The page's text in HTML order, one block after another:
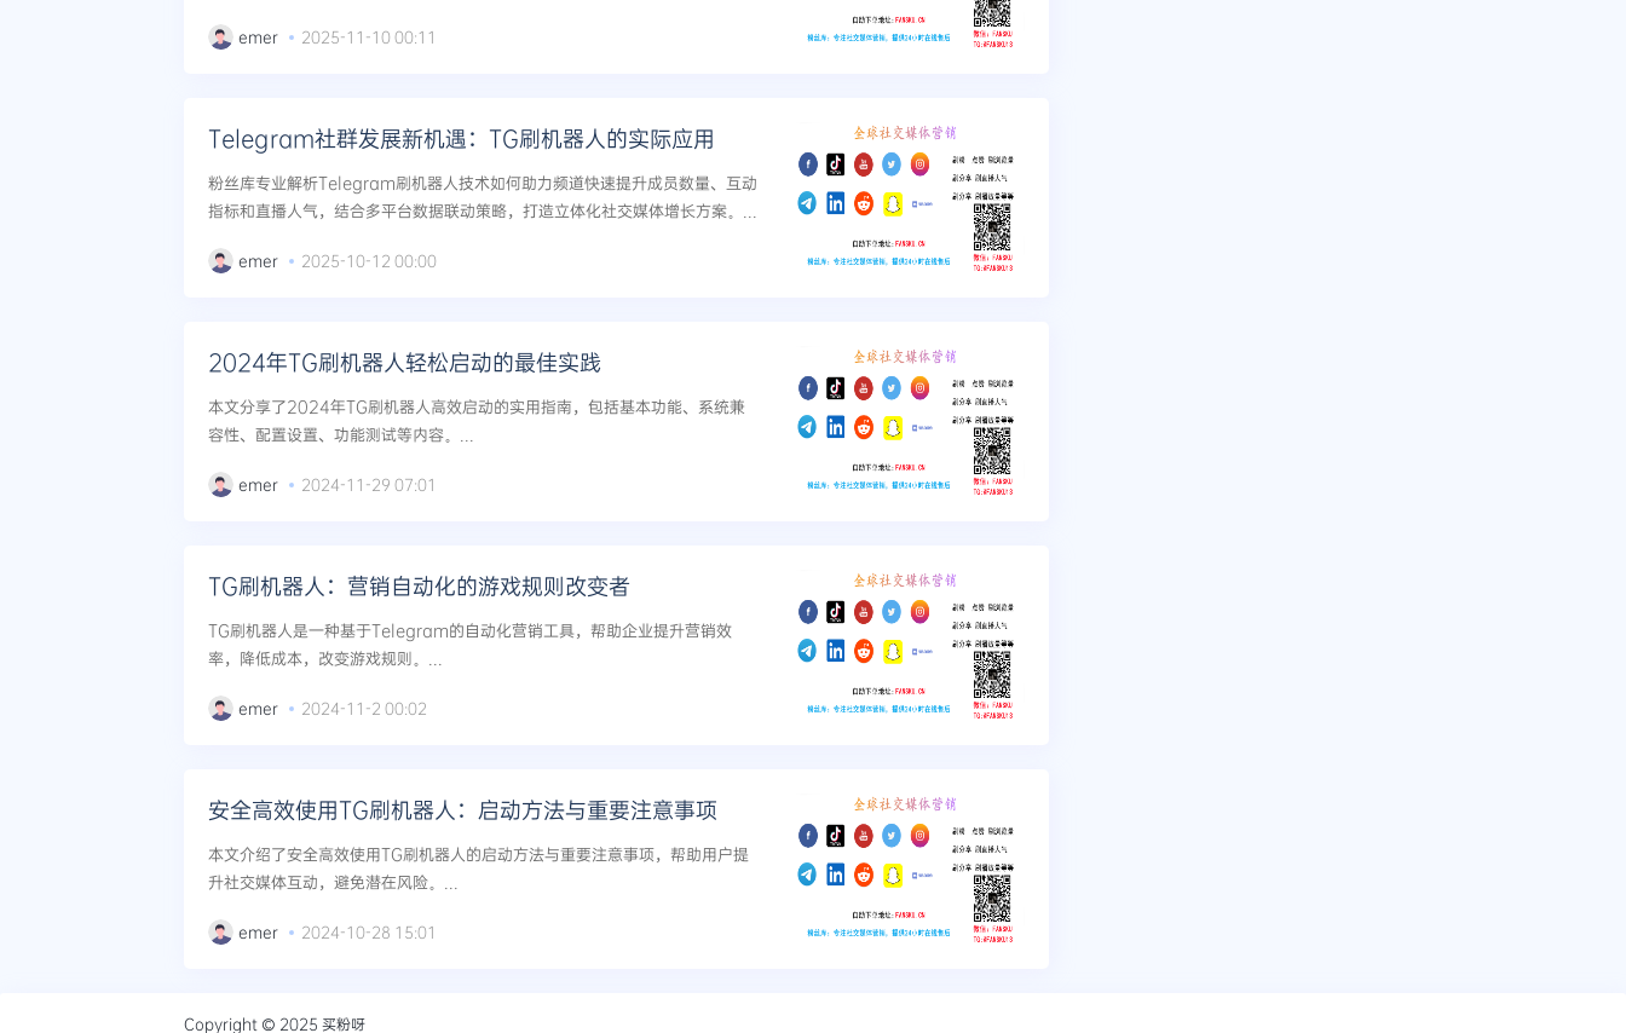
emer 2025-11-10 00:11
Telegram社群发展新机遇：TG刷机器人的实际应用
粉丝库专业解析Telegram刷机器人技术如何助力频道快速提升成员数量、互动
指标和直播人气，结合多平台数据联动策略，打造立体化社交媒体增长方案。...
emer 2025-10-12 00:00
2024年TG刷机器人轻松启动的最佳实践
本文分享了2024年TG刷机器人高效启动的实用指南，包括基本功能、系统兼
容性、配置设置、功能测试等内容。...
emer 2024-11-29 07:01
TG刷机器人：营销自动化的游戏规则改变者
TG刷机器人是一种基于Telegram的自动化营销工具，帮助企业提升营销效
率，降低成本，改变游戏规则。...
emer 2024-11-2 00:02
安全高效使用TG刷机器人：启动方法与重要注意事项
本文介绍了安全高效使用TG刷机器人的启动方法与重要注意事项，帮助用户提
升社交媒体互动，避免潜在风险。...
emer 2024-10-28 15:01
Copyright © 2025 买粉呀